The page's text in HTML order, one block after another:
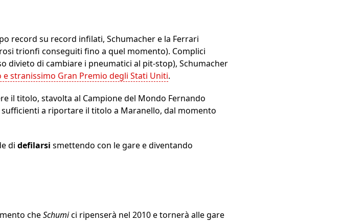
record su record infilati, Schumacher e la Ferrari
trionfi conseguiti fino a quel momento). Complici
divieto di cambiare i pneumatici al pit-stop), Schumacher
stranissimo Gran Premio degli Stati Uniti.
il titolo, stavolta al Campione del Mondo Fernando
a riportare il titolo a Maranello, dal momento
di defilarsi smettendo con le gare e diventando
cheSchumici ripenserà nel 2010 e tornerà alle gare